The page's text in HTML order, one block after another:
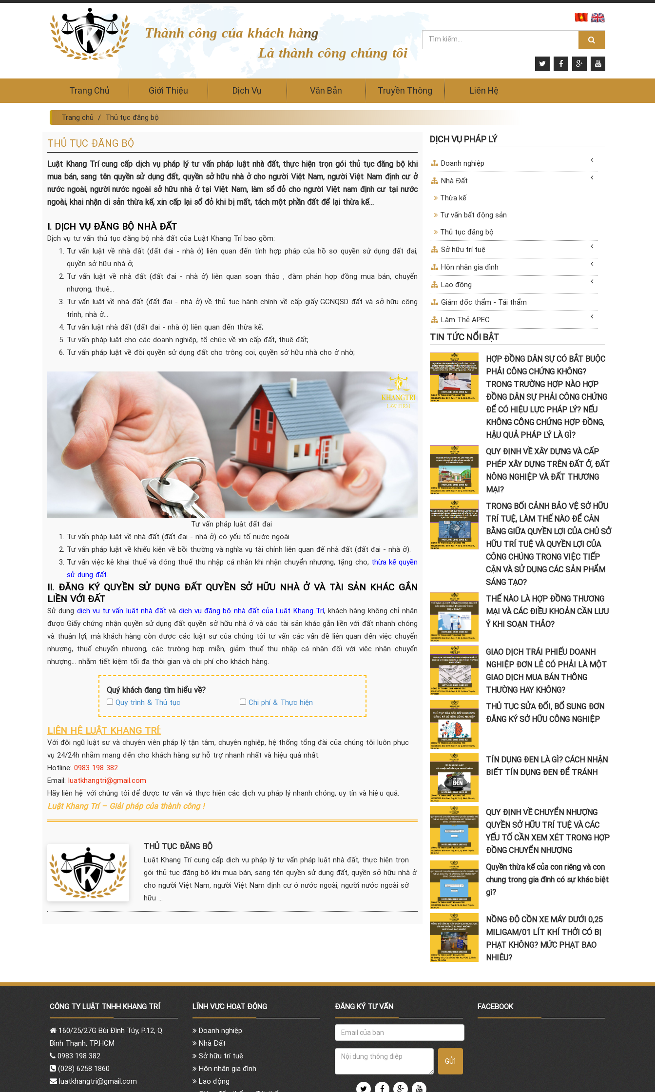
Thành công của khách hàng
Là thành công chúng tôi
Trang Chủ Giới Thiệu Dịch Vụ Văn Bản Truyền Thông Liên Hệ
Trang chủ Thủ tục đăng bộ
THỦ TỤC ĐĂNG BỘ
Luật Khang Trí cung cấp dịch vụ pháp lý tư vấn pháp luật nhà đất, thực hiện trọn gói thủ tục đăng bộ khi
mua bán, sang tên quyền sử dụng đất, quyền sở hữu nhà ở cho người Việt Nam, người Việt Nam định cư ở
nước ngoài, người nước ngoài sở hữu nhà ở tại Việt Nam, làm sổ đỏ cho người Việt nam định cư tại nước
ngoài, khai nhận di sản thừa kế, xin cấp lại sổ đỏ khi bị mất, tách một phần đất để lại thừa kế…
I. DỊCH VỤ ĐĂNG BỘ NHÀ ĐẤT
Dịch vụ tư vấn thủ tục đăng bộ nhà đất của Luật Khang Trí bao gồm:
Tư vấn luật về nhà đất (đất đai - nhà ở) liên quan đến tính hợp pháp của hồ sơ quyền sử dụng đất đai,
quyền sở hữu nhà ở;
Tư vấn luật về nhà đất (đất đai - nhà ở) liên quan soạn thảo , đàm phán hợp đồng mua bán, chuyển
nhượng, thuê...
Tư vấn luật về nhà đất (đất đai - nhà ở) về thủ tục hành chính về cấp giấy GCNQSD đất và sở hữu công
trình, nhà ở...
Tư vấn luật nhà đất (đất đai - nhà ở) liên quan đến thừa kế;
Tư vấn pháp luật cho các doanh nghiệp, tổ chức về xin cấp đất, thuê đất;
Tư vấn pháp luật về đòi quyền sử dụng đất cho trông coi, quyền sở hữu nhà cho ở nhờ;
Tư vấn pháp luật đất đai
Tư vấn pháp luật về nhà đất (đất đai - nhà ở) có yếu tố nước ngoài
Tư vấn pháp luật về khiếu kiện về bồi thường và nghĩa vụ tài chính liên quan đế nhà đất (đất đai - nhà ở).
Tư vấn việc kê khai thuế và đóng thuế thu nhập cá nhân khi nhận chuyển nhượng, tặng cho, thừa kế quyền
sử dụng đất.
II. ĐĂNG KÝ QUYỀN SỬ DỤNG ĐẤT QUYỀN SỞ HỮU NHÀ Ở VÀ TÀI SẢN KHÁC GẮN
LIỀN VỚI ĐẤT
Sử dụng dịch vụ tư vấn luật nhà đất và dịch vụ đăng bộ nhà đất của Luật Khang Trí, khách hàng không chỉ nhận
được Giấy chứng nhận quyền sử dụng đất quyền sở hữu nhà ở và các tài sản khác gắn liền với đất nhanh chóng
và thuận lợi, mà khách hàng còn được các luật sư của chúng tôi tư vấn các vấn đề liên quan đến việc chuyển
nhượng, thuế chuyển nhượng, các trường hợp miễn, giảm thuế thu nhập cá nhân đối với việc nhận chuyển
nhượng… nhằm tiết kiệm tối đa thời gian và chi phí cho khách hàng.
Quý khách đang tìm hiểu về?
Quy trình & Thủ tục Chi phí & Thực hiện
LIÊN HỆ LUẬT KHANG TRÍ:
Với đội ngũ luật sư và chuyên viên pháp lý tận tâm, chuyên nghiệp, hệ thống tổng đài của chúng tôi luôn phục
vụ 24/24h nhằm mang đến cho khách hàng sự hỗ trợ nhanh nhất và hiệu quả nhất.
Hotline: 0983 198 382
Email: luatkhangtri@gmail.com
Hãy liên hệ với chúng tôi để được tư vấn và thực hiện các dịch vụ pháp lý nhanh chóng, uy tín và hiệu quả.
Luật Khang Trí – Giải pháp của thành công !
THỦ TỤC ĐĂNG BỘ
Luật Khang Trí cung cấp dịch vụ pháp lý tư vấn pháp luật nhà đất, thực hiện trọn
gói thủ tục đăng bộ khi mua bán, sang tên quyền sử dụng đất, quyền sở hữu nhà ở
cho người Việt Nam, người Việt Nam định cư ở nước ngoài, người nước ngoài sở
hữu ...
DỊCH VỤ PHÁP LÝ
Doanh nghiệp
Nhà Đất
Thừa kế
Tư vấn bất động sản
Thủ tục đăng bộ
Sở hữu trí tuệ
Hôn nhân gia đình
Lao động
Giám đốc thẩm - Tái thẩm
Làm Thẻ APEC
TIN TỨC NỔI BẬT
HỢP ĐỒNG DÂN SỰ CÓ BẮT BUỘC
PHẢI CÔNG CHỨNG KHÔNG?
TRONG TRƯỜNG HỢP NÀO HỢP
ĐỒNG DÂN SỰ PHẢI CÔNG CHỨNG
ĐỂ CÓ HIỆU LỰC PHÁP LÝ? NẾU
KHÔNG CÔNG CHỨNG HỢP ĐỒNG,
HẬU QUẢ PHÁP LÝ LÀ GÌ?
QUY ĐỊNH VỀ XÂY DỰNG VÀ CẤP
PHÉP XÂY DỰNG TRÊN ĐẤT Ở, ĐẤT
NÔNG NGHIỆP VÀ ĐẤT THƯƠNG
MẠI?
TRONG BỐI CẢNH BẢO VỆ SỞ HỮU
TRÍ TUỆ, LÀM THẾ NÀO ĐỂ CÂN
BẰNG GIỮA QUYỀN LỢI CỦA CHỦ SỞ
HỮU TRÍ TUỆ VÀ QUYỀN LỢI CỦA
CÔNG CHÚNG TRONG VIỆC TIẾP
CẬN VÀ SỬ DỤNG CÁC SẢN PHẨM
SÁNG TẠO?
THẾ NÀO LÀ HỢP ĐỒNG THƯƠNG
MẠI VÀ CÁC ĐIỀU KHOẢN CẦN LƯU
Ý KHI SOẠN THẢO?
GIAO DỊCH TRÁI PHIẾU DOANH
NGHIỆP ĐƠN LẺ CÓ PHẢI LÀ MỘT
GIAO DỊCH MUA BÁN THÔNG
THƯỜNG HAY KHÔNG?
THỦ TỤC SỬA ĐỔI, BỔ SUNG ĐƠN
ĐĂNG KÝ SỞ HỮU CÔNG NGHIỆP
TÍN DỤNG ĐEN LÀ GÌ? CÁCH NHẬN
BIẾT TÍN DỤNG ĐEN ĐỂ TRÁNH
QUY ĐỊNH VỀ CHUYỂN NHƯỢNG
QUYỀN SỞ HỮU TRÍ TUỆ VÀ CÁC
YẾU TỐ CẦN XEM XÉT TRONG HỢP
ĐỒNG CHUYỂN NHƯỢNG
Quyền thừa kế của con riêng và con
chung trong gia đình có sự khác biệt
gì?
NỒNG ĐỘ CỒN XE MÁY DƯỚI 0,25
MILIGAM/01 LÍT KHÍ THỞI CÓ BỊ
PHẠT KHÔNG? MỨC PHẠT BAO
NHIÊU?
CÔNG TY LUẬT TNHH KHANG TRÍ
160/25/27G Bùi Đình Túy, P.12, Q.
Bình Thạnh, TP.HCM
0983 198 382
(028) 6258 1860
luatkhangtri@gmail.com
LĨNH VỰC HOẠT ĐỘNG
Doanh nghiệp
Nhà Đất
Sở hữu trí tuệ
Hôn nhân gia đình
Lao động
ĐĂNG KÝ TƯ VẤN
GỬI
FACEBOOK